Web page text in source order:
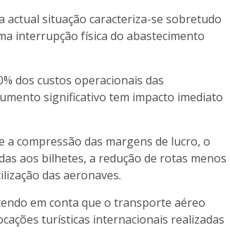
actual situação caracteriza-se sobretudo
interrupção física do abastecimento
dos custos operacionais das
significativo tem impacto imediato
compressão das margens de lucro, o
aos bilhetes, a redução de rotas menos
das aeronaves.
em conta que o transporte aéreo
turísticas internacionais realizadas